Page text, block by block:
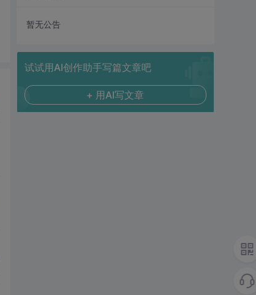
暂无公告
试试用AI创作助手写篇文章吧
+ 用AI写文章